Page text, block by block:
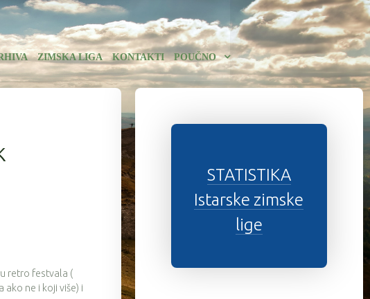
ZIMSKA LIGA KONTAKTI POUČNO
retro festvala (
ne i koji više) i
STATISTIKA
Istarske zimske
lige